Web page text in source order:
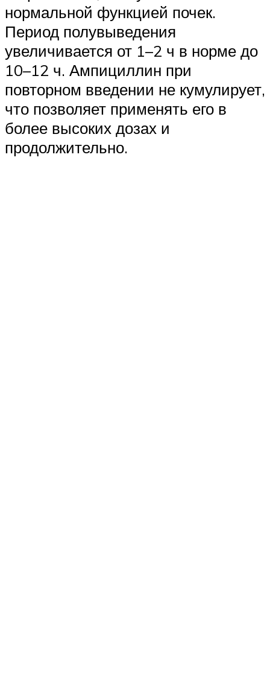
нормальной функцией почек.
Период полувыведения
увеличивается от 1–2 ч в норме до
10–12 ч. Ампициллин при
повторном введении не кумулирует,
что позволяет применять его в
более высоких дозах и
продолжительно.